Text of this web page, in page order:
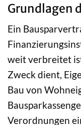
Grundlagen
Ein
weit verbreitet
Zweck dient,
Bau von
Verordnungen